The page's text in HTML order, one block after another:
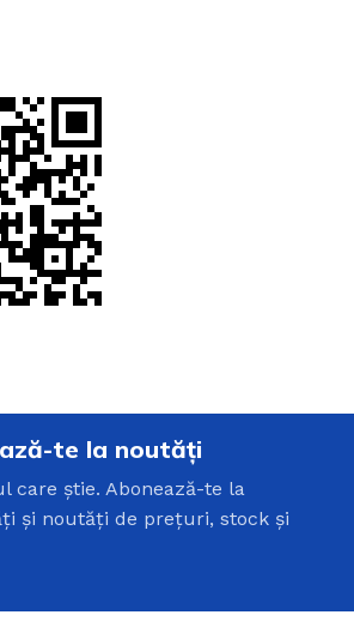
te la noutăți
care știe. Abonează-te la
și noutăți de prețuri, stock și